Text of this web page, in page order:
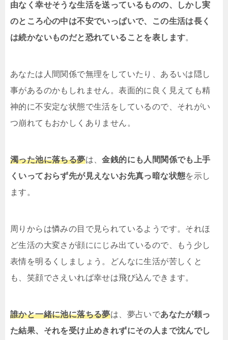
由なく幸せそうな生活を送っているものの、しかし実
のところ心の中は不安でいっぱいで、この生活は長く
は続かないものだと恐れていることを表します。
あなたは人間関係で無理をしていたり、あるいは隠し
事があるのかもしれません。表面的に良く見えても精
神的に不安定な状態で生活をしているので、それがい
つ崩れてもおかしくありません。
濁った池に落ちる夢は、金銭的にも人間関係でも上手
くいっておらず先が見えないお先真っ暗な状態を示し
ます。
周りからは憐みの目で見られているようです。それほ
ど生活の大変さが顔ににじみ出ているので、もう少し
表情を明るくしましょう。どんなに生活が苦しくと
も、笑顔でさえいれば幸せは飛び込んできます。
誰かと一緒に池に落ちる夢は、夢占いであなたが頼っ
た結果、それを受け止めきれずにその人まで沈んでし